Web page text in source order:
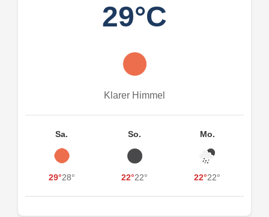
29°C
Klarer Himmel
Sa.
29°28°
So.
22°22°
Mo.
22°22°